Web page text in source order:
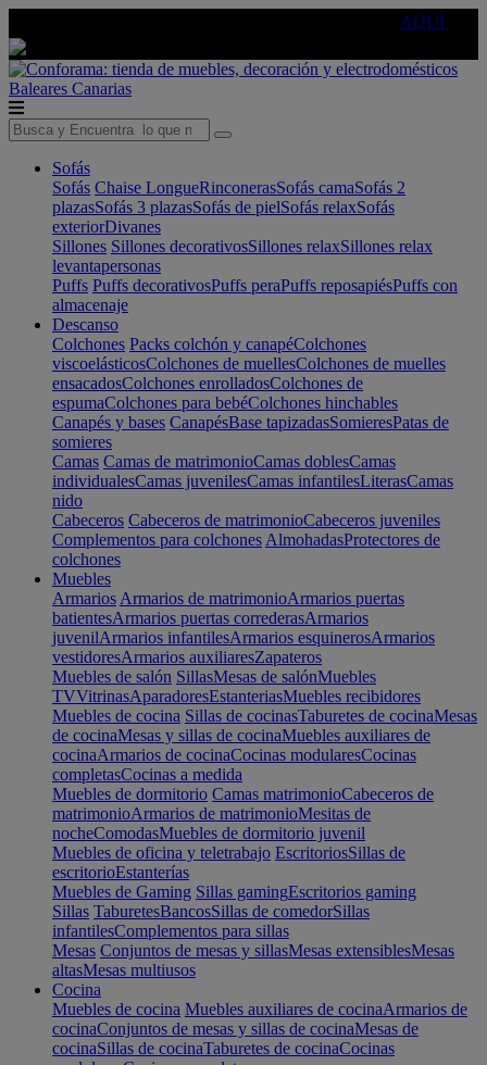
AQUÍ
Baleares Canarias
Sofás
Sofás Chaise LongueRinconerasSofás camaSofás 2
plazasSofás 3 plazasSofás de pielSofás relaxSofás
exteriorDivanes
Sillones Sillones decorativosSillones relaxSillones relax
levantapersonas
Puffs Puffs decorativosPuffs peraPuffs reposapiésPuffs con
almacenaje
Descanso
Colchones Packs colchón y canapéColchones
viscoelásticosColchones de muellesColchones de muelles
ensacadosColchones enrolladosColchones de
espumaColchones para bebéColchones hinchables
Canapés y bases CanapésBase tapizadasSomieresPatas de
somieres
Camas Camas de matrimonioCamas doblesCamas
individualesCamas juvenilesCamas infantilesLiterasCamas
nido
Cabeceros Cabeceros de matrimonioCabeceros juveniles
Complementos para colchones AlmohadasProtectores de
colchones
Muebles
Armarios Armarios de matrimonioArmarios puertas
batientesArmarios puertas correderasArmarios
juvenilArmarios infantilesArmarios esquinerosArmarios
vestidoresArmarios auxiliaresZapateros
Muebles de salón SillasMesas de salónMuebles
TVVitrinasAparadoresEstanteriasMuebles recibidores
Muebles de cocina Sillas de cocinasTaburetes de cocinaMesas
de cocinaMesas y sillas de cocinaMuebles auxiliares de
cocinaArmarios de cocinaCocinas modularesCocinas
completasCocinas a medida
Muebles de dormitorio Camas matrimonioCabeceros de
matrimonioArmarios de matrimonioMesitas de
nocheComodasMuebles de dormitorio juvenil
Muebles de oficina y teletrabajo EscritoriosSillas de
escritorioEstanterías
Muebles de Gaming Sillas gamingEscritorios gaming
Sillas TaburetesBancosSillas de comedorSillas
infantilesComplementos para sillas
Mesas Conjuntos de mesas y sillasMesas extensiblesMesas
altasMesas multiusos
Cocina
Muebles de cocina Muebles auxiliares de cocinaArmarios de
cocinaConjuntos de mesas y sillas de cocinaMesas de
cocinaSillas de cocinaTaburetes de cocinaCocinas